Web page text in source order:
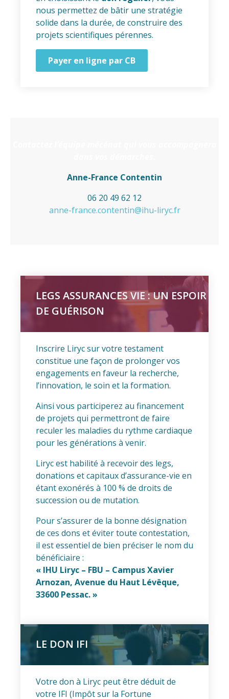
nous permettez de bâtir une stratégie
solide dans la durée, de construire des
projets scientifiques pérennes.
Payer en ligne par CB
Anne-France Contentin
06 20 49 62 12
anne-france.contentin@ihu-liryc.fr
LEGS ASSURANCES VIE : UN ESPOIR
DE GUÉRISON
Inscrire Liryc sur votre testament
constitue une façon de prolonger vos
engagements en faveur la recherche,
l’innovation, le soin et la formation.
Ainsi vous participerez au financement
de projets qui permettront de faire
reculer les maladies du rythme cardiaque
pour les générations à venir.
Liryc est habilité à recevoir des legs,
donations et capitaux d’assurance-vie en
étant exonérés à 100 % de droits de
succession ou de mutation.
Pour s’assurer de la bonne désignation
de ces dons et éviter toute contestation,
il est essentiel de bien préciser le nom du
bénéficiaire :
« IHU Liryc – FBU – Campus Xavier
Arnozan, Avenue du Haut Lévêque,
33600 Pessac. »
LE DON IFI
Votre don à Liryc peut être déduit de
votre IFI (Impôt sur la Fortune